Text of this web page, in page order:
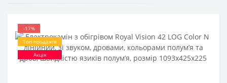
-17%
Топ продажів
Акція